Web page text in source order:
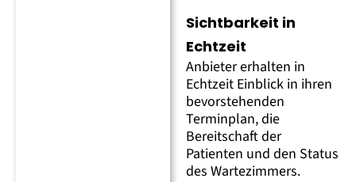
Sichtbarkeit in
Echtzeit
Anbieter erhalten in
Echtzeit Einblick in ihren
bevorstehenden
Terminplan, die
Bereitschaft der
Patienten und den Status
des Wartezimmers.